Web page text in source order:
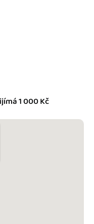
1 000 Kč